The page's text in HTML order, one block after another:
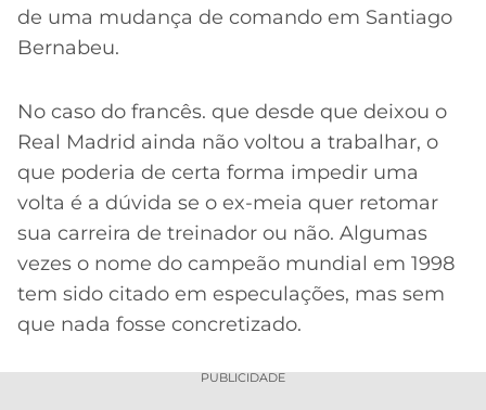
de uma mudança de comando em Santiago
Bernabeu.
No caso do francês. que desde que deixou o
Real Madrid ainda não voltou a trabalhar, o
que poderia de certa forma impedir uma
volta é a dúvida se o ex-meia quer retomar
sua carreira de treinador ou não. Algumas
vezes o nome do campeão mundial em 1998
tem sido citado em especulações, mas sem
que nada fosse concretizado.
PUBLICIDADE